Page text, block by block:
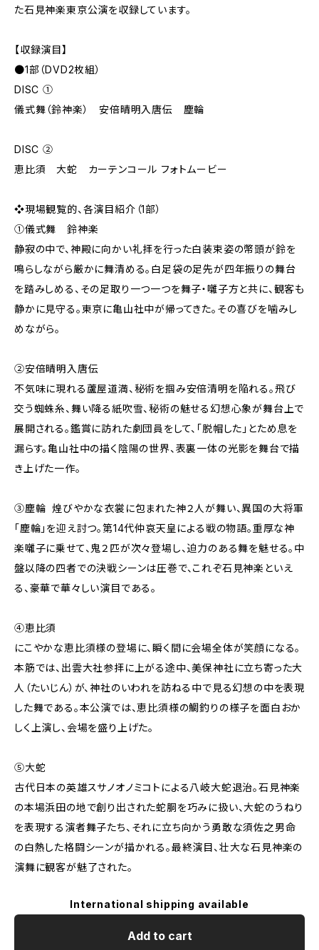
た石見神楽東京公演を収録しています。
【収録演目】
●1部（DVD2枚組）
DISC ①
儀式舞（鈴神楽） 安倍晴明入唐伝 塵輪
DISC ②
恵比須 大蛇 カーテンコール フォトムービー
❖現場観覧的、各演目紹介（1部）
①儀式舞 鈴神楽
静寂の中で、神殿に向かい礼拝を行った白装束姿の幣頭が鈴を
鳴らしながら厳かに舞清める。白足袋の足先が四年振りの舞台
を踏みしめる、その足取り一つ一つを舞子・囃子方と共に、観客も
静かに見守る。東京に亀山社中が帰ってきた。その喜びを噛みし
めながら。
②安倍晴明入唐伝
不気味に現れる蘆屋道満、秘術を掴み安倍清明を陥れる。飛び
交う蜘蛛糸、舞い降る紙吹雪、秘術の魅せる幻想心象が舞台上で
展開される。鑑賞に訪れた劇団員をして、「脱帽した」とため息を
漏らす。亀山社中の描く陰陽の世界、表裏一体の光影を舞台で描
き上げた一作。
③塵輪 煌びやかな衣裳に包まれた神２人が舞い、異国の大将軍
「塵輪」を迎え討つ。第14代仲哀天皇による戦の物語。重厚な神
楽囃子に乗せて、鬼２匹が次々登場し、迫力のある舞を魅せる。中
盤以降の四者での決戦シーンは圧巻で、これぞ石見神楽といえ
る、豪華で華々しい演目である。
④恵比須
にこやかな恵比須様の登場に、瞬く間に会場全体が笑顔になる。
本筋では、出雲大社参拝に上がる途中、美保神社に立ち寄った大
人（たいじん）が、神社のいわれを訪ねる中で見る幻想の中を表現
した舞である。本公演では、恵比須様の鯛釣りの様子を面白おか
しく上演し、会場を盛り上げた。
⑤大蛇
古代日本の英雄スサノオノミコトによる八岐大蛇退治。石見神楽
の本場浜田の地で創り出された蛇胴を巧みに扱い、大蛇のうねり
を表現する演者舞子たち、それに立ち向かう勇敢な須佐之男命
の白熱した格闘シーンが描かれる。最終演目、壮大な石見神楽の
演舞に観客が魅了された。
International shipping available
Add to cart